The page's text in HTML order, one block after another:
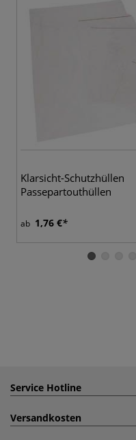
Klarsicht-Schutzhüllen
Passepartouthüllen
ab 1,76 €
Service Hotline
Versandkosten